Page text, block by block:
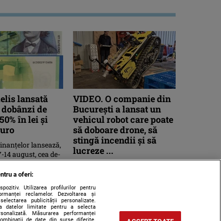
lansată
de
în lei şi
lansează,
14 august, cea de-
Programului
an, care ...
VIDEO. O companie din
București a lansat un
vehicul robot care poate
să doboare drone, să
stingă incendii și să
lucreze ...
anunță că a dezvoltat un
vehicul terestru fără pilot,
modular și multifuncțional, ...
a oferi:
Utilizarea profilurilor pentru
reclamelor. Dezvoltarea și
publicității personalizate.
datelor limitate pentru a selecta
Măsurarea performanței